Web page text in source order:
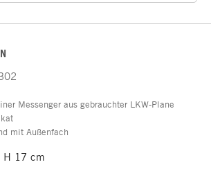
Messenger aus gebrauchter LKW-Plane
mit Außenfach
H 17 cm